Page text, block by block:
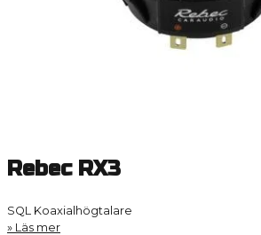
Rebec RX3
SQL Koaxialhögtalare
Läs mer